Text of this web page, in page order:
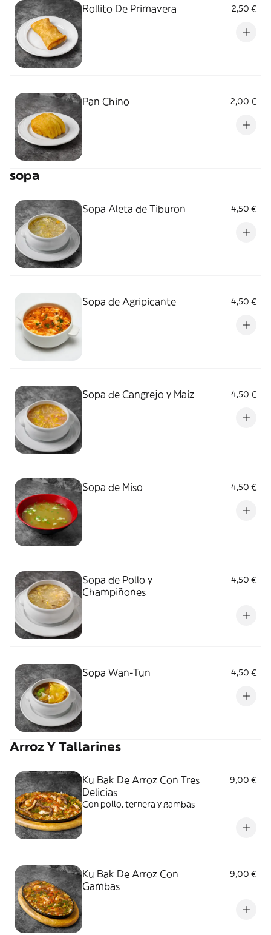
Rollito De Primavera 2,50 €
Pan Chino 2,00 €
sopa
Sopa Aleta de Tiburon 4,50 €
Sopa de Agripicante 4,50 €
Sopa de Cangrejo y Maiz 4,50 €
Sopa de Miso 4,50 €
Sopa de Pollo y
Champiñones
4,50 €
Sopa Wan-Tun 4,50 €
Arroz Y Tallarines
Ku Bak De Arroz Con Tres
Delicias
9,00 €
Con pollo, ternera y gambas
Ku Bak De Arroz Con
Gambas
9,00 €